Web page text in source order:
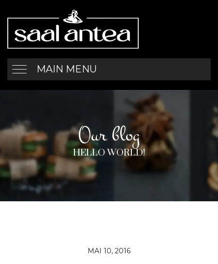
MAIN MENU
Our blog
HELLO WORLD!
MAI 10, 2016